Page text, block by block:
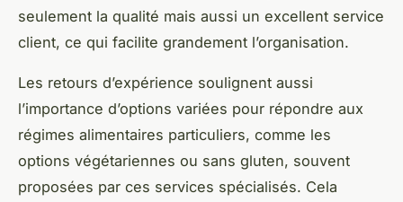
seulement la qualité mais aussi un excellent service
client, ce qui facilite grandement l’organisation.
Les retours d’expérience soulignent aussi
l’importance d’options variées pour répondre aux
régimes alimentaires particuliers, comme les
options végétariennes ou sans gluten, souvent
proposées par ces services spécialisés. Cela